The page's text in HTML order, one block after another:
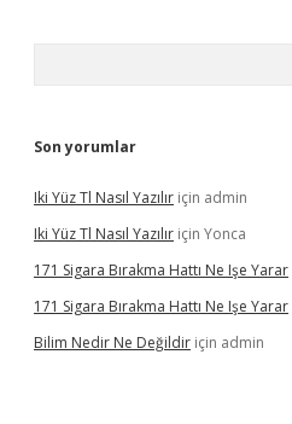
Son yorumlar
Iki Yüz Tl Nasıl Yazılır için admin
Iki Yüz Tl Nasıl Yazılır için Yonca
171 Sigara Bırakma Hattı Ne Işe Yarar
171 Sigara Bırakma Hattı Ne Işe Yarar
Bilim Nedir Ne Değildir için admin